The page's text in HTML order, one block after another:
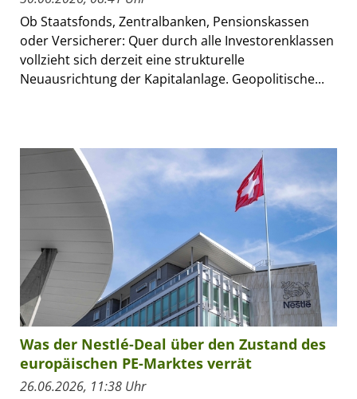
Ob Staatsfonds, Zentralbanken, Pensionskassen
oder Versicherer: Quer durch alle Investorenklassen
vollzieht sich derzeit eine strukturelle
Neuausrichtung der Kapitalanlage. Geopolitische...
Was der Nestlé-Deal über den Zustand des
europäischen PE-Marktes verrät
26.06.2026, 11:38 Uhr